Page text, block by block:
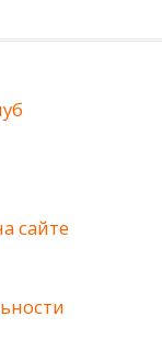
сайте